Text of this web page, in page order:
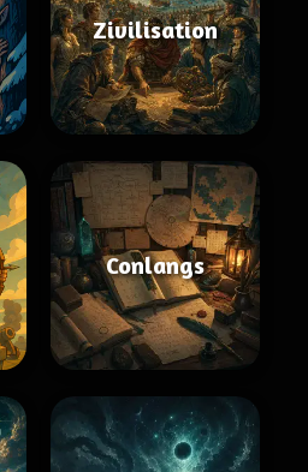
Zivilisation
Conlangs